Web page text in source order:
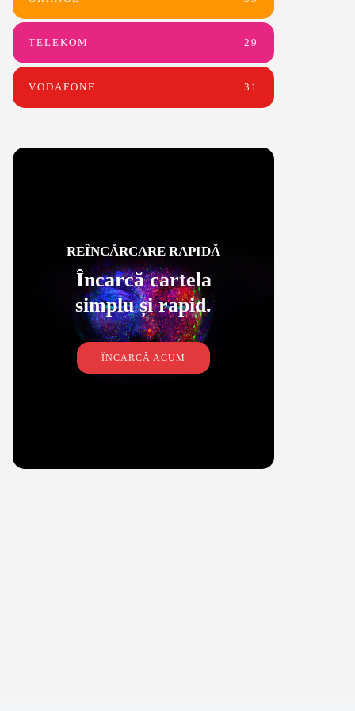
TELEKOM 29
VODAFONE 31
REÎNCĂRCARE RAPIDĂ
Încarcă cartela
simplu și rapid.
ÎNCARCĂ ACUM